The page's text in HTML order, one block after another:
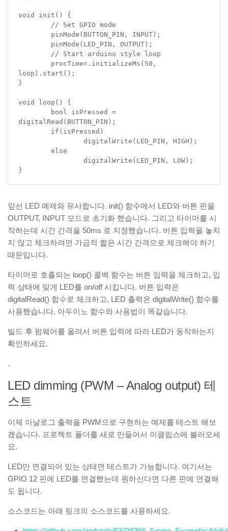
void init() {
loop).start();
}
void loop() {
digitalRead(BUTTON_PIN);
}
앞선 LED 예제와 유사합니다. init() 함수에서 LED와 버튼 핀을
OUTPUT, INPUT 모드로 초기화 했습니다. 그리고 타이머를 시
작하는데 시간 간격을 50ms 로 지정했습니다. 버튼 입력을 놓치
지 않고 체크하려면 가급적 짧은 시간 간격으로 체크해야 하기
때문입니다.
타이머로 호출되는 loop() 콜백 함수는 버튼 입력을 체크하고, 입
력 상태에 맞게 LED를 on/off 시킵니다. 버튼 입력은
digitalRead() 함수로 체크하고, LED 출력은 digitalWrite() 함수를
사용했습니다. 아두이노 함수와 사용법이 똑같습니다.
빌드 후 펌웨어를 올려서 버튼 입력에 따라 LED가 동작하는지
확인하세요.
.
LED dimming (PWM – Analog output) 테
스트
이제 아날로그 출력을 PWM으로 구현하는 예제를 테스트 해보
겠습니다. 프로젝트 폴더를 새로 만들어서 이클립스에 불러오세
요.
LED만 연결되어 있는 상태면 테스트가 가능합니다. 여기서는
GPIO 12 핀에 LED를 연결했는데 원하신다면 다른 핀에 연결해
도 됩니다.
소스코드는 아래 링크의 소스코드를 사용하세요.